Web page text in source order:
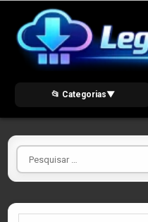
content
📂 Categorias▼
Pesquisar
por